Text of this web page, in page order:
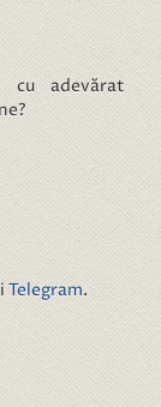
adevărat
Telegram.